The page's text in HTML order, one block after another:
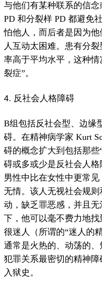
与他们有某种联系的信念
PD 和分裂样 PD 都避免
怕他人，而后者是因为
人互动太困难。 患有分
率高于平均水平，这种
裂症”。
4. 反社会人格障碍
B组包括反社会型、边缘
碍。 在精神病学家 Kurt
碍的概念扩大到包括那
碍或多或少是反社会人格
男性中比在女性中更常
无情。 该人无视社会规
动，缺乏罪恶感 ，并且
下，他可以毫不费力地
很迷人（所谓的“迷人
通常是火热的、动荡的、
犯罪关系最密切的精神
入狱史。